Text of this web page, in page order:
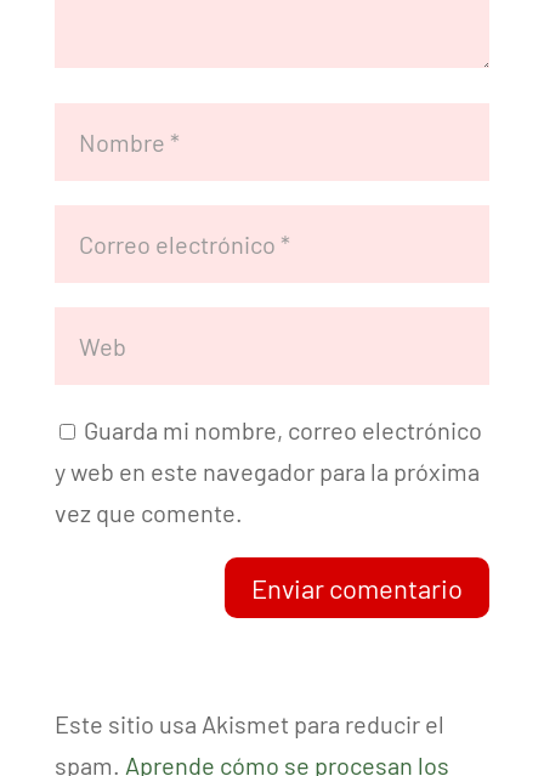
Guarda mi nombre, correo electrónico
y web en este navegador para la próxima
vez que comente.
Enviar comentario
Este sitio usa Akismet para reducir el
spam. Aprende cómo se procesan los